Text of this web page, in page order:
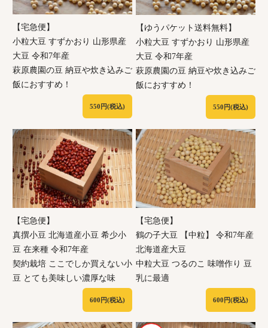
【宅急便】
小粒大豆 すずかおり 山形県産
大豆 令和7年産
萩原農園の豆 納豆や炊き込みご
飯におすすめ！
550円(税込)
【ゆうパケット送料無料】
小粒大豆 すずかおり 山形県産
大豆 令和7年産
萩原農園の豆 納豆や炊き込みご
飯におすすめ！
550円(税込)
【宅急便】
真撰小豆 北海道産小豆 希少小
豆 在来種 令和7年産
契約栽培 ここでしか買えない小
豆 とても美味しい濃厚な味
600円(税込)
【宅急便】
鶴の子大豆 【中粒】 令和7年産
北海道産大豆
中粒大豆 つるのこ 味噌作り 豆
乳に最適
600円(税込)